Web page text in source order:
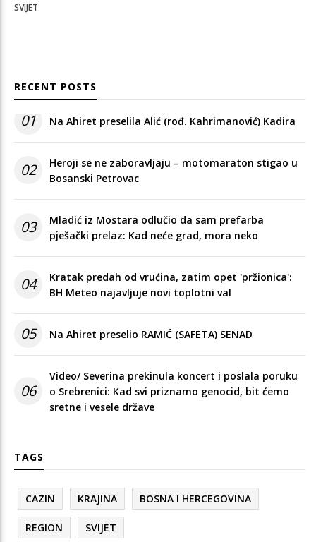
SVIJET
RECENT POSTS
01 Na Ahiret preselila Alić (rođ. Kahrimanović) Kadira
02
Heroji se ne zaboravljaju – motomaraton stigao u
Bosanski Petrovac
03
Mladić iz Mostara odlučio da sam prefarba
pješački prelaz: Kad neće grad, mora neko
04
Kratak predah od vrućina, zatim opet 'pržionica':
BH Meteo najavljuje novi toplotni val
05 Na Ahiret preselio RAMIĆ (SAFETA) SENAD
06
Video/ Severina prekinula koncert i poslala poruku
o Srebrenici: Kad svi priznamo genocid, bit ćemo
sretne i vesele države
TAGS
CAZIN KRAJINA BOSNA I HERCEGOVINA
REGION SVIJET